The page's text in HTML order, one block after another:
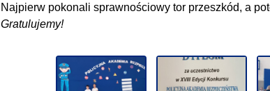
Najpierw pokonali sprawnościowy tor przeszkód, a
Gratulujemy!